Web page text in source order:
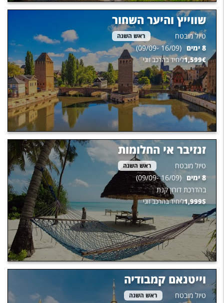
שווייץ והיער השחור
טיול מובטח ראש השנה
8 ימים (
16/09
-
09/09
)
1,599€ ליחיד בהרכב זוגי
זנזיבר אי החלומות
טיול מובטח ראש השנה
8ימים (
16/09
-
09/09
)
בהדרכת דורון קנת
1,999$ ליחיד בהרכב זוגי
וייטנאם קמבודיה
טיול מובטח ראש השנה